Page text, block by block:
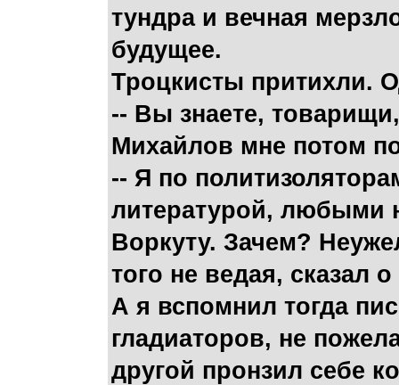
тундра и вечная
будущее.
Троцкисты притихли.
-- Вы знаете,
Михайлов мне потом
-- Я по
литературой, любыми
Воркуту. Зачем?
того не ведая, сказал
А я вспомнил тогда
гладиаторов, не
другой пронзил себе